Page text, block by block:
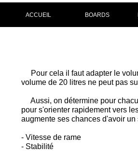
ACCUEIL BOARDS
Pour cela il faut adapter le
volume de 20 litres ne peut pas
Aussi, on détermine pour
pour s'orienter rapidement vers
augmente ses chances d'avoir
- Vitesse de rame
- Stabilité